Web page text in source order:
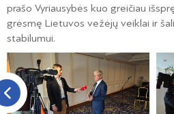
prašo Vyriausybės kuo greičiau
grėsmę Lietuvos vežėjų veiklai ir
stabilumui.